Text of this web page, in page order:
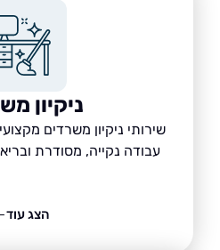
ניקיון משרדים
שירותי ניקיון משרדים מקצועיים
עבודה נקייה, מסודרת ובריאה